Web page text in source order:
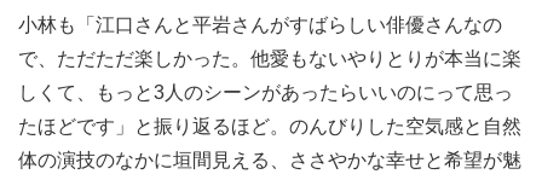
小林も「江口さんと平岩さんがすばらしい俳優さんなの
で、ただただ楽しかった。他愛もないやりとりが本当に楽
しくて、もっと3人のシーンがあったらいいのにって思っ
たほどです」と振り返るほど。のんびりした空気感と自然
体の演技のなかに垣間見える、ささやかな幸せと希望が魅